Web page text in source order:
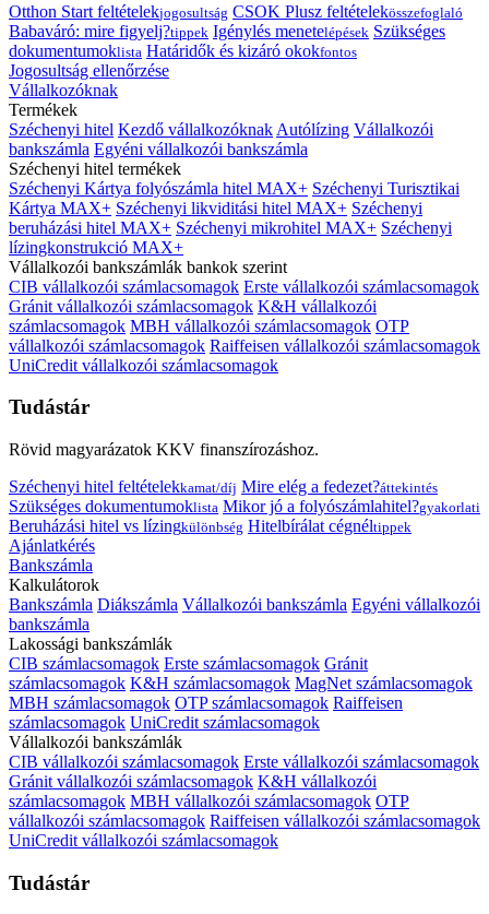
Otthon Start feltételekjogosultság CSOK Plusz feltételekösszefoglaló
Babaváró: mire figyelj?tippek Igénylés menetelépések Szükséges
dokumentumoklista Határidők és kizáró okokfontos
Jogosultság ellenőrzése
Vállalkozóknak
Termékek
Széchenyi hitel Kezdő vállalkozóknak Autólízing Vállalkozói
bankszámla Egyéni vállalkozói bankszámla
Széchenyi hitel termékek
Széchenyi Kártya folyószámla hitel MAX+ Széchenyi Turisztikai
Kártya MAX+ Széchenyi likviditási hitel MAX+ Széchenyi
beruházási hitel MAX+ Széchenyi mikrohitel MAX+ Széchenyi
lízingkonstrukció MAX+
Vállalkozói bankszámlák bankok szerint
CIB vállalkozói számlacsomagok Erste vállalkozói számlacsomagok
Gránit vállalkozói számlacsomagok K&H vállalkozói
számlacsomagok MBH vállalkozói számlacsomagok OTP
vállalkozói számlacsomagok Raiffeisen vállalkozói számlacsomagok
UniCredit vállalkozói számlacsomagok
Tudástár
Rövid magyarázatok KKV finanszírozáshoz.
Széchenyi hitel feltételekkamat/díj Mire elég a fedezet?áttekintés
Szükséges dokumentumoklista Mikor jó a folyószámlahitel?gyakorlati
Beruházási hitel vs lízingkülönbség Hitelbírálat cégnéltippek
Ajánlatkérés
Bankszámla
Kalkulátorok
Bankszámla Diákszámla Vállalkozói bankszámla Egyéni vállalkozói
bankszámla
Lakossági bankszámlák
CIB számlacsomagok Erste számlacsomagok Gránit
számlacsomagok K&H számlacsomagok MagNet számlacsomagok
MBH számlacsomagok OTP számlacsomagok Raiffeisen
számlacsomagok UniCredit számlacsomagok
Vállalkozói bankszámlák
CIB vállalkozói számlacsomagok Erste vállalkozói számlacsomagok
Gránit vállalkozói számlacsomagok K&H vállalkozói
számlacsomagok MBH vállalkozói számlacsomagok OTP
vállalkozói számlacsomagok Raiffeisen vállalkozói számlacsomagok
UniCredit vállalkozói számlacsomagok
Tudástár